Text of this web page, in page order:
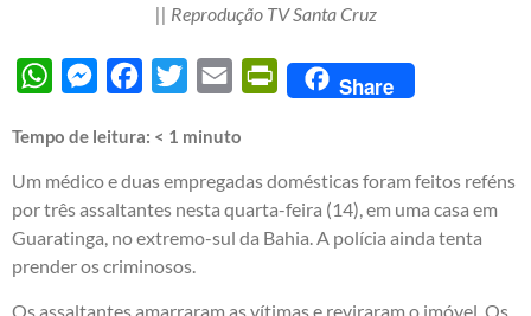
|| Reprodução TV Santa Cruz
WhatsAppMessengerFacebook
Twitter Email PrintFriendly
Share
Tempo de leitura: < 1 minuto
Um médico e duas empregadas domésticas foram feitos reféns
por três assaltantes nesta quarta-feira (14), em uma casa em
Guaratinga, no extremo-sul da Bahia. A polícia ainda tenta
prender os criminosos.
Os assaltantes amarraram as vítimas e reviraram o imóvel. Os